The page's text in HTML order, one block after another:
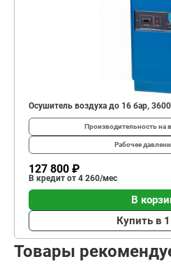
Осушитель воздуха до 16 бар,
Производительность на
Рабочее
127 800 ₽
В кредит от 4 260/мес
В
Купить в
Товары